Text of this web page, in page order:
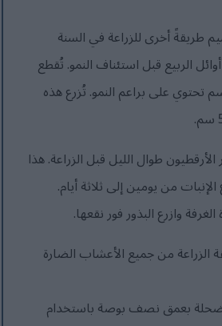
طريقةً أخرى للزراعة في السنة
الربيع قبل استئناف النمو. تُقطع
بطول 7.5 إلى 10 سم تحتوي على براعم النمو. تُزرع هذه
الأرقطيون طوال الليل قبل الزراعة. هذا
من يومين إلى ثلاثة أيام.
وازرع البذور فور نقعها.
من جميع الأعشاب الضارة
بعمق نصف بوصة باستخدام